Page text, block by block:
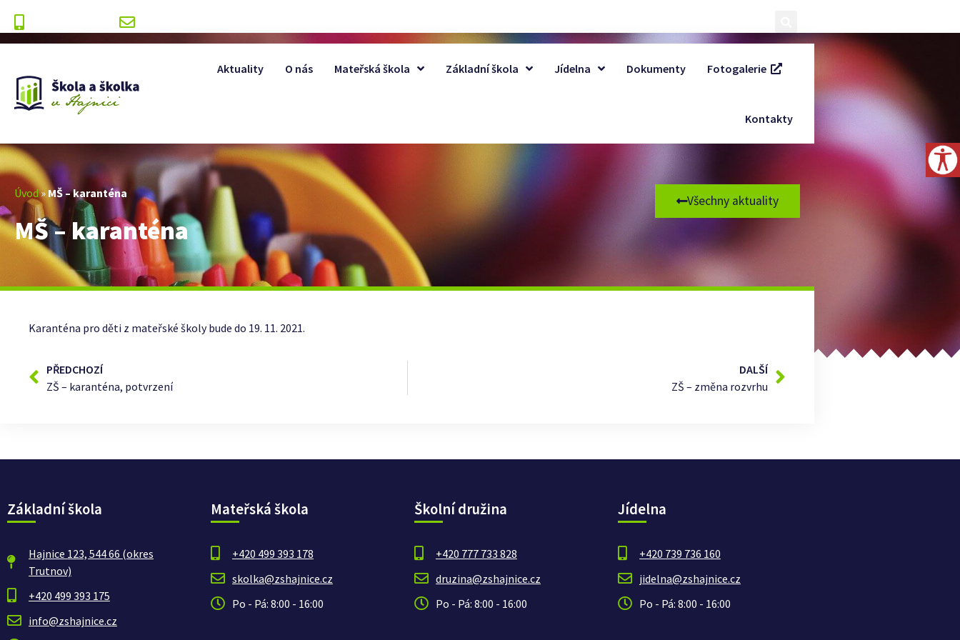
Aktuality O nás Mateřská škola Základní škola Jídelna Dokumenty Fotogalerie
Kontakty
Úvod» MŠ – karanténa
MŠ – karanténa
Všechny aktuality
Karanténa pro děti z mateřské školy bude do 19. 11. 2021.
PŘEDCHOZÍ
ZŠ – karanténa, potvrzení
DALŠÍ
ZŠ – změna rozvrhu
Základní škola
Hajnice 123, 544 66 (okres
Trutnov)
+420 499 393 175
info@zshajnice.cz
Mateřská škola
+420 499 393 178
skolka@zshajnice.cz
Po - Pá: 8:00 - 16:00
Školní družina
+420 777 733 828
druzina@zshajnice.cz
Po - Pá: 8:00 - 16:00
Jídelna
+420 739 736 160
jidelna@zshajnice.cz
Po - Pá: 8:00 - 16:00